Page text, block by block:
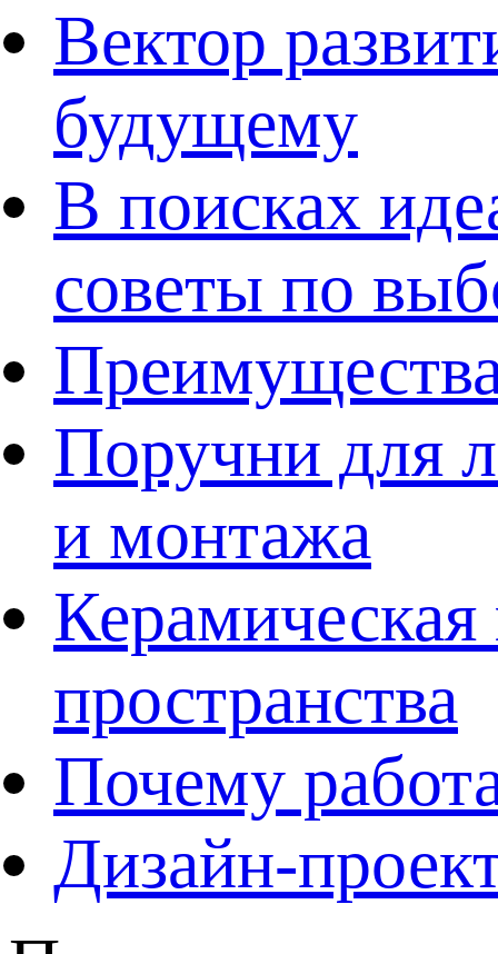
Вектор
будущему
В поисках
советы по
Поручни для
и монтажа
пространства
Почему
Дизайн-